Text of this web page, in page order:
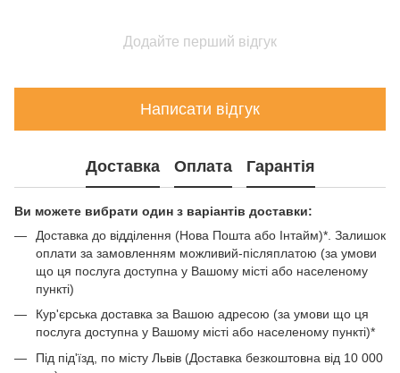
Додайте перший відгук
Написати відгук
Доставка Оплата Гарантія
Ви можете вибрати один з варіантів доставки:
Доставка до відділення (Нова Пошта або Інтайм)*. Залишок
оплати за замовленням можливий-післяплатою (за умови
що ця послуга доступна у Вашому місті або населеному
пункті)
Кур'єрська доставка за Вашою адресою (за умови що ця
послуга доступна у Вашому місті або населеному пункті)*
Під під'їзд, по місту Львів (Доставка безкоштовна від 10 000